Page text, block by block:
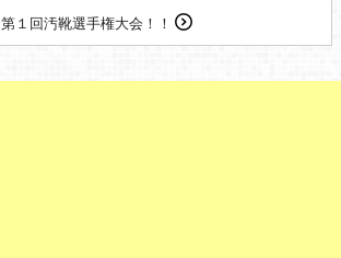
第１回汚靴選手権大会！！